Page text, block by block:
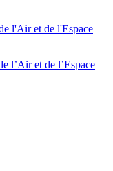
l’Air et de l’Espace